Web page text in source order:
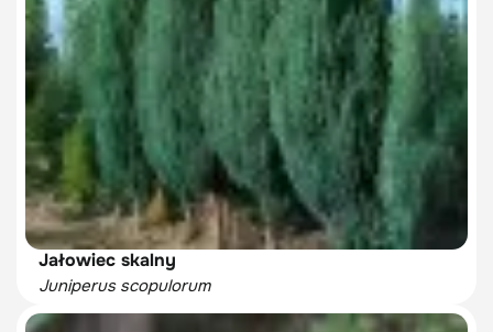
Jałowiec skalny
Juniperus scopulorum